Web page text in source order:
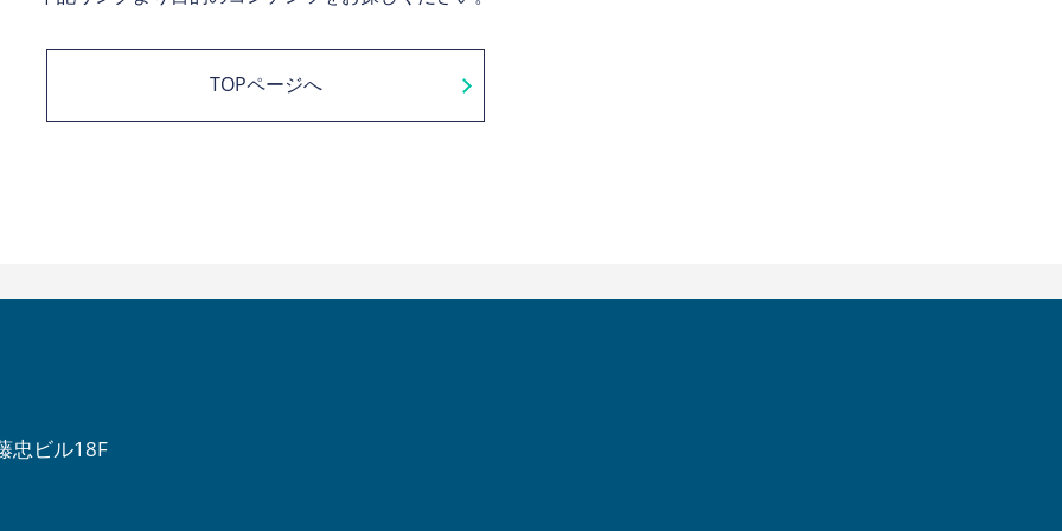
TOPページへ
忠ビル18F